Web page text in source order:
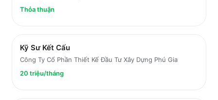
Thỏa thuận
Kỹ Sư Kết Cấu
Công Ty Cổ Phần Thiết Kế Đầu Tư Xây Dựng Phú Gia
20 triệu/tháng